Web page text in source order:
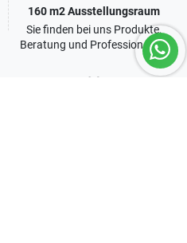
160 m2 Ausstellungsraum
Sie finden bei uns Produkte,
Beratung und Professionalität
people